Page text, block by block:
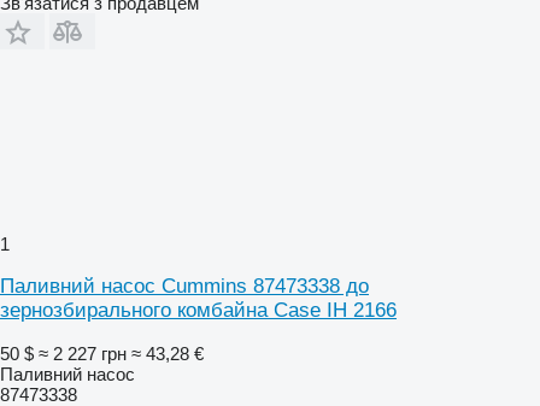
1
Паливний насос Cummins 87473338 до
зернозбирального комбайна Case IH 2166
50 $ ≈ 2 227 грн ≈ 43,28 €
Паливний насос
87473338